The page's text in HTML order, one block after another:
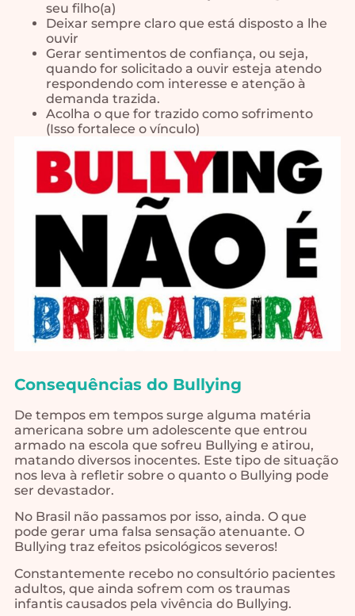
seu filho(a)
Deixar sempre claro que está disposto a lhe
ouvir
Gerar sentimentos de confiança, ou seja,
quando for solicitado a ouvir esteja atendo
respondendo com interesse e atenção à
demanda trazida.
Acolha o que for trazido como sofrimento
(Isso fortalece o vínculo)
Consequências do Bullying
De tempos em tempos surge alguma matéria
americana sobre um adolescente que entrou
armado na escola que sofreu Bullying e atirou,
matando diversos inocentes. Este tipo de situação
nos leva à refletir sobre o quanto o Bullying pode
ser devastador.
No Brasil não passamos por isso, ainda. O que
pode gerar uma falsa sensação atenuante. O
Bullying traz efeitos psicológicos severos!
Constantemente recebo no consultório pacientes
adultos, que ainda sofrem com os traumas
infantis causados pela vivência do Bullying.